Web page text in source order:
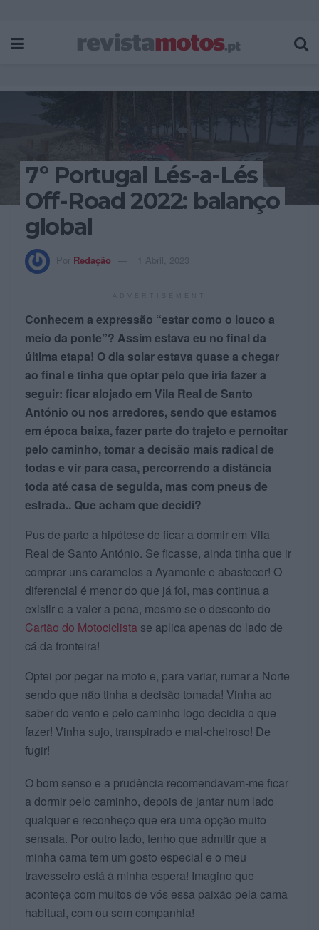
7º Portugal Lés-a-Lés
Off-Road 2022: balanço
global
Por Redação 1 Abril, 2023
Conhecem a expressão “estar como o louco a
meio da ponte”? Assim estava eu no final da
última etapa! O dia solar estava quase a chegar
ao final e tinha que optar pelo que iria fazer a
seguir: ficar alojado em Vila Real de Santo
António ou nos arredores, sendo que estamos
em época baixa, fazer parte do trajeto e pernoitar
pelo caminho, tomar a decisão mais radical de
todas e vir para casa, percorrendo a distância
toda até casa de seguida, mas com pneus de
estrada.. Que acham que decidi?
Pus de parte a hipótese de ficar a dormir em Vila
Real de Santo António. Se ficasse, ainda tinha que ir
comprar uns caramelos a Ayamonte e abastecer! O
diferencial é menor do que já foi, mas continua a
existir e a valer a pena, mesmo se o desconto do
Cartão do Motociclista se aplica apenas do lado de
cá da fronteira!
Optei por pegar na moto e, para variar, rumar a Norte
sendo que não tinha a decisão tomada! Vinha ao
saber do vento e pelo caminho logo decidia o que
fazer! Vinha sujo, transpirado e mal-cheiroso! De
fugir!
O bom senso e a prudência recomendavam-me ficar
a dormir pelo caminho, depois de jantar num lado
qualquer e reconheço que era uma opção muito
sensata. Por outro lado, tenho que admitir que a
minha cama tem um gosto especial e o meu
travesseiro está à minha espera! Imagino que
aconteça com muitos de vós essa paixão pela cama
habitual, com ou sem companhia!